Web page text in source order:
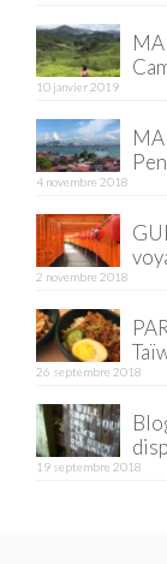
10 janvier 2019
4 novembre 2018
2 novembre 2018
26 septembre 2018
19 septembre 2018